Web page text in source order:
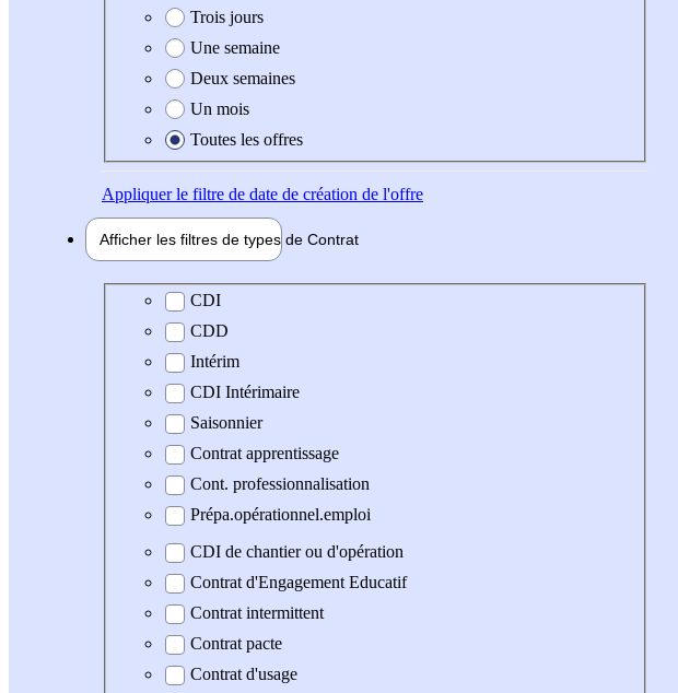
Trois jours
Une semaine
Deux semaines
Un mois
Toutes les offres
Appliquerle filtre de date de création de l'offre
Afficher les filtres de types de Contrat
Type de contrat
CDI
CDD
Intérim
CDI Intérimaire
Saisonnier
Contrat apprentissage
Cont. professionnalisation
Prépa.opérationnel.emploi
CDI de chantier ou d'opération
Contrat d'Engagement Educatif
Contrat intermittent
Contrat pacte
Contrat d'usage